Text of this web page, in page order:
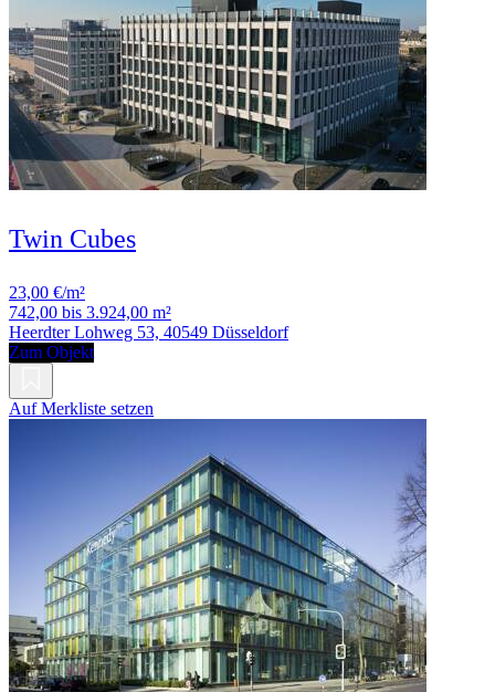
Twin Cubes
23,00 €/m²
742,00 bis 3.924,00 m²
Heerdter Lohweg 53, 40549 Düsseldorf
Zum Objekt
Auf Merkliste setzen